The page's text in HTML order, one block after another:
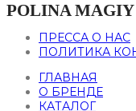
POLINA MAGIY
ПРЕССА О НАС
ПОЛИТИКА
ГЛАВНАЯ
О БРЕНДЕ
КАТАЛОГ